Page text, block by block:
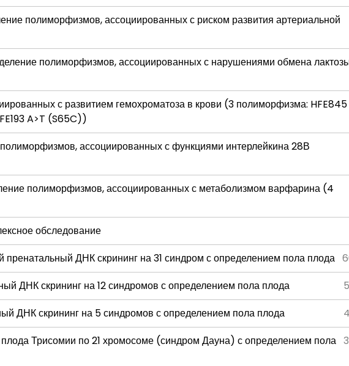
полиморфизмов, ассоциированных с риском развития артериальной
полиморфизмов, ассоциированных с нарушениями обмена
с развитием гемохроматоза в крови (3 полиморфизма: HFE845
A>T (S65C))
ассоциированных с функциями интерлейкина 28В
полиморфизмов, ассоциированных с метаболизмом варфарина (4
обследование
ДНК скрининг на 31 синдром с определением пола плода
ДНК скрининг на 12 синдромов с определением пола плода
ДНК скрининг на 5 синдромов с определением пола плода
Трисомии по 21 хромосоме (синдром Дауна) с определением пола